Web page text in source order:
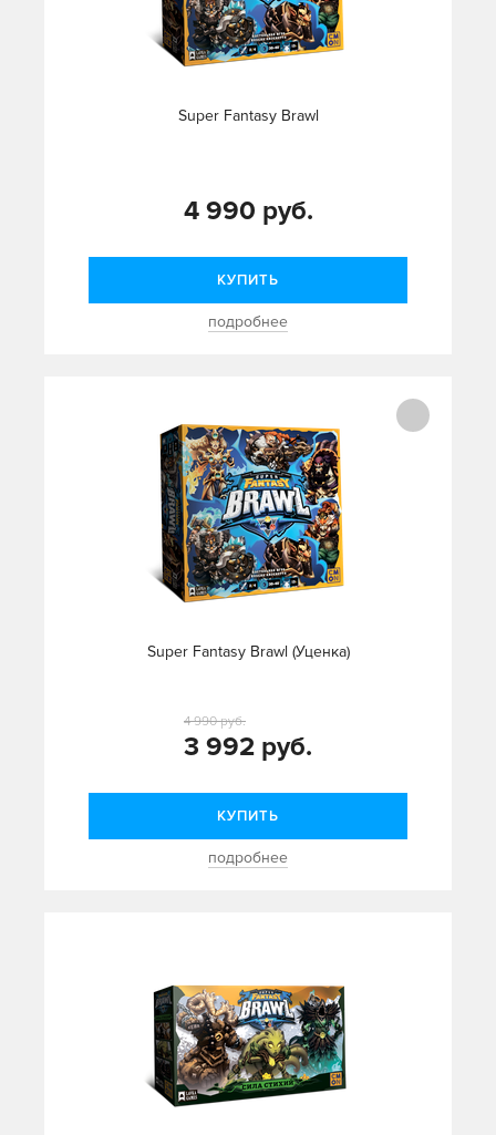
Super Fantasy Brawl
4 990 руб.
КУПИТЬ
подробнее
Super Fantasy Brawl (Уценка)
3 992 руб.
4 990 руб.
КУПИТЬ
подробнее